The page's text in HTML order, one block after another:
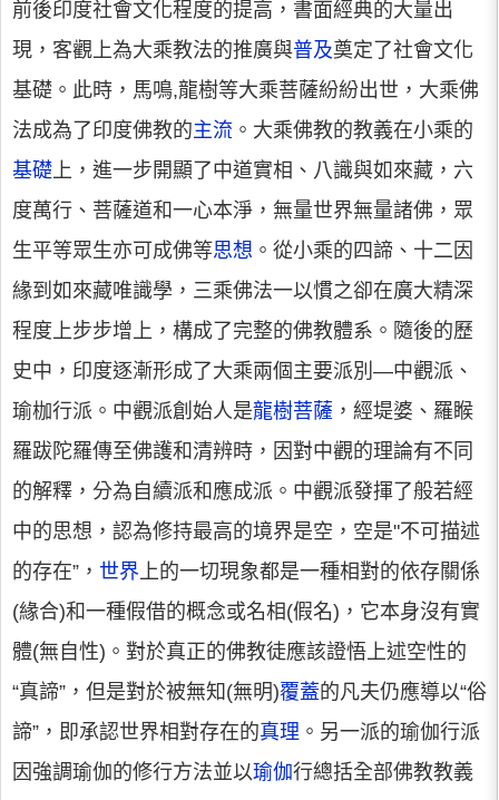
前後印度社會文化程度的提高，書面經典的大量出
現，客觀上為大乘教法的推廣與普及奠定了社會文化
基礎。此時，馬鳴,龍樹等大乘菩薩紛紛出世，大乘佛
法成為了印度佛教的主流 。大乘佛教的教義在小乘的
基礎上，進一步開顯了中道實相、八識與如來藏，六
度萬行、菩薩道和一心本淨，無量世界無量諸佛，眾
生平等眾生亦可成佛等思想 。從小乘的四諦、十二因
緣到如來藏唯識學，三乘佛法一以慣之卻在廣大精深
程度上步步增上，構成了完整的佛教體系。隨後的歷
史中，印度逐漸形成了大乘兩個主要派別—中觀派、
瑜枷行派。中觀派創始人是龍樹菩薩 ，經堤婆、羅睺
羅跋陀羅傳至佛護和清辨時，因對中觀的理論有不同
的解釋，分為自續派和應成派。中觀派發揮了般若經
中的思想，認為修持最高的境界是空，空是"不可描述
的存在”， 世界上的一切現象都是一種相對的依存關係
(緣合)和一種假借的概念或名相(假名)，它本身沒有實
體(無自性)。對於真正的佛教徒應該證悟上述空性的
“真諦”，但是對於被無知(無明)覆蓋的凡夫仍應導以“俗
諦”，即承認世界相對存在的真理 。另一派的瑜伽行派
因強調瑜伽的修行方法並以瑜伽行總括全部佛教教義